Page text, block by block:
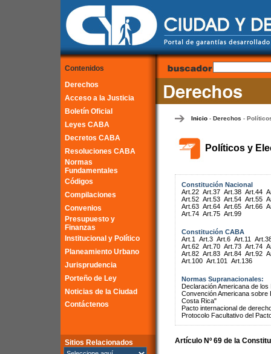
Contenidos
Derechos
Acceso a la Justicia
Boletín Oficial
Leyes CABA
Decretos CABA
Resoluciones CABA
Normas
Fundamentales
Códigos
Compilaciones
Convenios
Presupuesto y
Finanzas
Institucional y Político
Planeamiento Urbano
Jurisprudencia
Porteño de Ley
Noticias de la Ciudad
Contáctenos
Sitios Relacionados
Inicio- Derechos -
Políticos y
Constitución Nacional
Art.22 Art.37 Art.38 Art.44
Art.52 Art.53 Art.54 Art.55
Art.63 Art.64 Art.65 Art.66
Art.74 Art.75 Art.99
Constitución CABA
Art.1
Art.3 Art.6 Art.11
Art.62 Art.70 Art.73 Art.74
Art.82 Art.83 Art.84 Art.92
Art.100 Art.101 Art.136
Normas Supranacionales:
Declaración Americana de
Convención Americana
Costa Rica"
Pacto internacional de
Protocolo Facultativo del
Artículo Nº 69 de la